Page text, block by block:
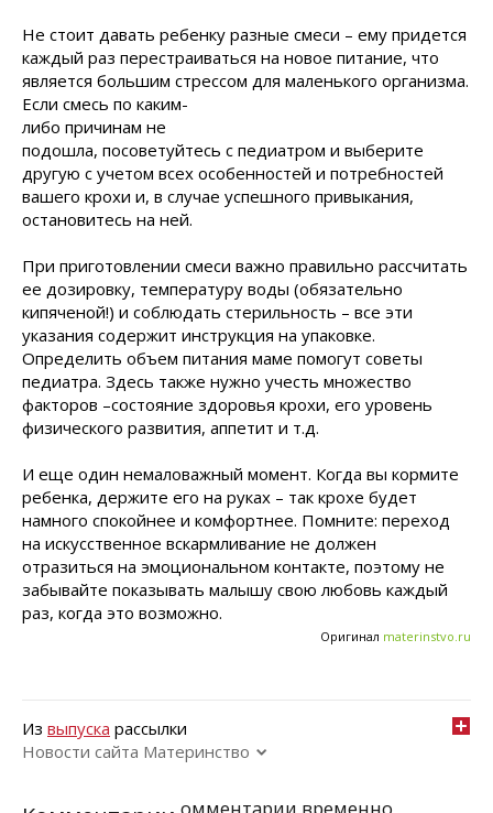
Не стоит давать ребенку разные смеси – ему придется
каждый раз перестраиваться на новое питание, что
является большим стрессом для маленького организма.
Если смесь по каким-
либо причинам не
подошла, посоветуйтесь с педиатром и выберите
другую с учетом всех особенностей и потребностей
вашего крохи и, в случае успешного привыкания,
остановитесь на ней.
При приготовлении смеси важно правильно рассчитать
ее дозировку, температуру воды (обязательно
кипяченой!) и соблюдать стерильность – все эти
указания содержит инструкция на упаковке.
Определить объем питания маме помогут советы
педиатра. Здесь также нужно учесть множество
факторов –состояние здоровья крохи, его уровень
физического развития, аппетит и т.д.
И еще один немаловажный момент. Когда вы кормите
ребенка, держите его на руках – так крохе будет
намного спокойнее и комфортнее. Помните: переход
на искусственное вскармливание не должен
отразиться на эмоциональном контакте, поэтому не
забывайте показывать малышу свою любовь каждый
раз, когда это возможно.
Оригинал materinstvo.ru
Из выпуска рассылки
Новости сайта Материнство